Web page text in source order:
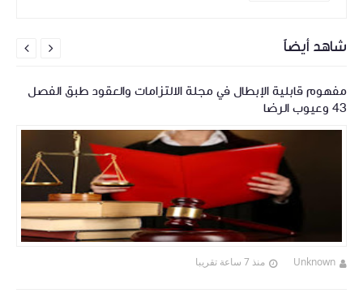
شاهد أيضاً
مفهوم قابلية الإبطال في مجلة الالتزامات والعقود طبق الفصل
43 وعيوب الرضا
Unknown منذ 7 ساعة تقريبا

